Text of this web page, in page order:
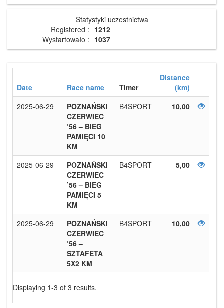
Statystyki uczestnictwa
Registered : 1212
Wystartowało : 1037
Date Race name Timer
Distance
(km)
2025-06-29
POZNAŃSKI
CZERWIEC
’56 – BIEG
PAMIĘCI 10
KM
B4SPORT 10,00
2025-06-29
POZNAŃSKI
CZERWIEC
’56 – BIEG
PAMIĘCI 5
KM
B4SPORT 5,00
2025-06-29
POZNAŃSKI
CZERWIEC
’56 –
SZTAFETA
5X2 KM
B4SPORT 10,00
Displaying 1-3 of 3 results.